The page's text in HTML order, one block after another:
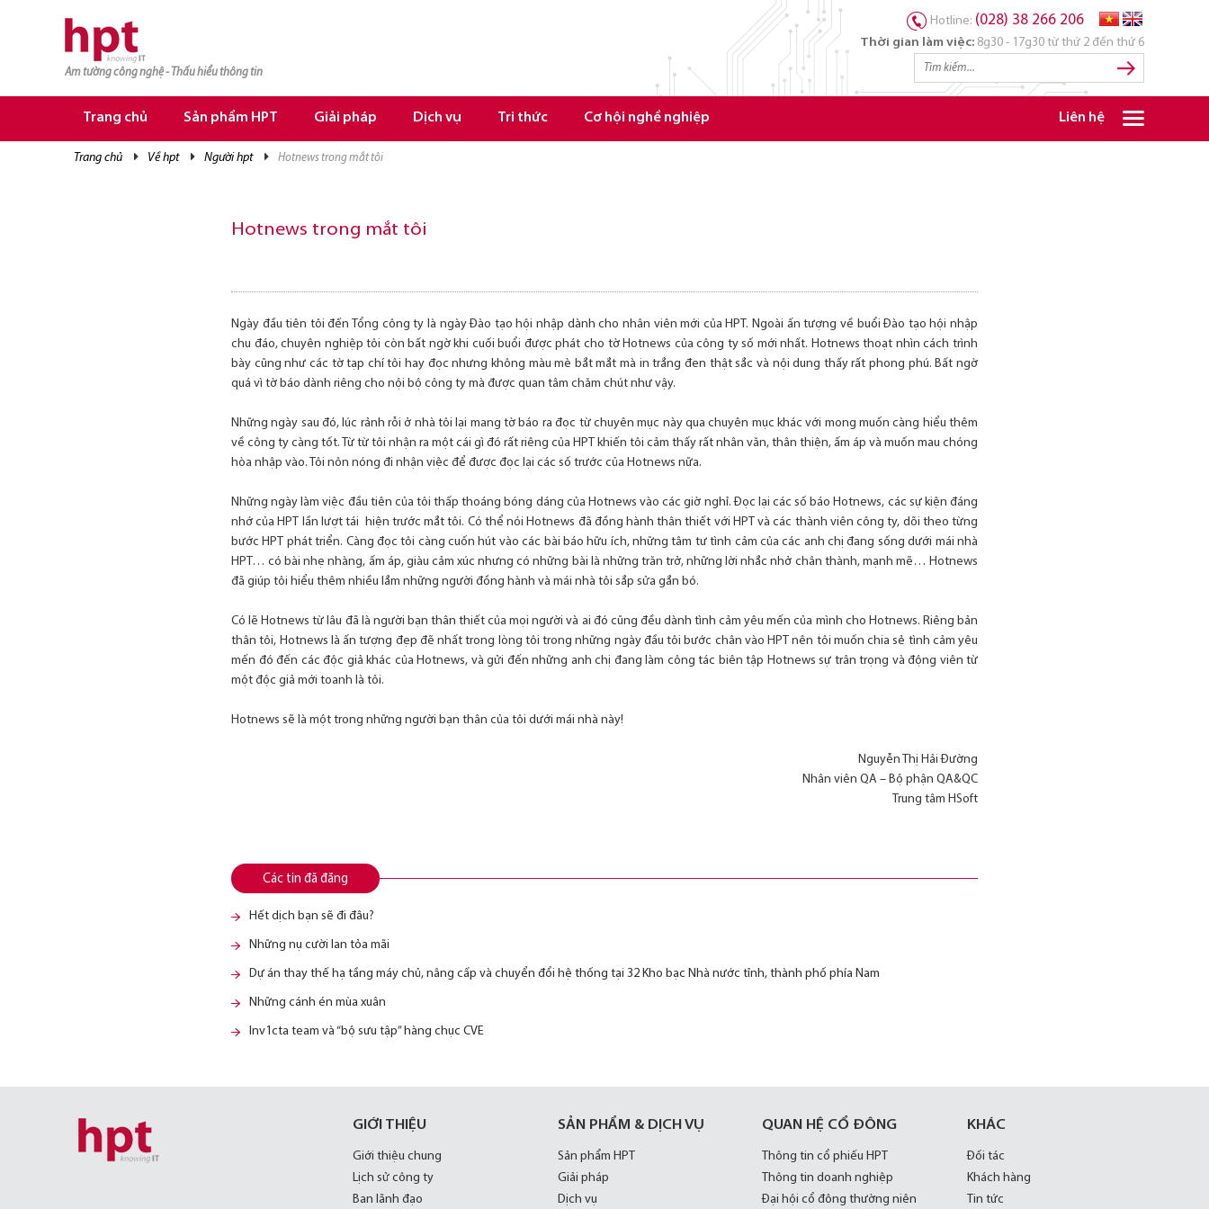
Am tường công nghệ - Thấu hiểu thông tin
Hotline: (028) 38 266 206
Thời gian làm việc: 8g30 - 17g30 từ thứ 2 đến thứ 6
Trang chủ Sản phẩm HPT Giải pháp Dịch vụ Tri thức Cơ hội nghề nghiệp Liên hệ
trang chủ về hpt người hpt hotnews trong mắt tôi
Hotnews trong mắt tôi
Ngày đầu tiên tôi đến Tổng công ty là ngày Đào tạo hội nhập dành cho nhân viên mới của HPT. Ngoài ấn tượng về buổi Đào tạo hội nhập
chu đáo, chuyên nghiệp tôi còn bất ngờ khi cuối buổi được phát cho tờ Hotnews của công ty số mới nhất. Hotnews thoạt nhìn cách trình
bày cũng như các tờ tạp chí tôi hay đọc nhưng không màu mè bắt mắt mà in trắng đen thật sắc và nội dung thấy rất phong phú. Bất ngờ
quá vì tờ báo dành riêng cho nội bộ công ty mà được quan tâm chăm chút như vậy.
Những ngày sau đó, lúc rảnh rỗi ở nhà tôi lại mang tờ báo ra đọc từ chuyên mục này qua chuyên mục khác với mong muốn càng hiểu thêm
về công ty càng tốt. Từ từ tôi nhận ra một cái gì đó rất riêng của HPT khiến tôi cảm thấy rất nhân văn, thân thiện, ấm áp và muốn mau chóng
hòa nhập vào. Tôi nôn nóng đi nhận việc để được đọc lại các số trước của Hotnews nữa.
Những ngày làm việc đầu tiên của tôi thấp thoáng bóng dáng của Hotnews vào các giờ nghỉ. Đọc lại các số báo Hotnews, các sự kiện đáng
nhớ của HPT lần lượt tái hiện trước mắt tôi. Có thể nói Hotnews đã đồng hành thân thiết với HPT và các thành viên công ty, dõi theo từng
bước HPT phát triển. Càng đọc tôi càng cuốn hút vào các bài báo hữu ích, những tâm tư tình cảm của các anh chị đang sống dưới mái nhà
HPT… có bài nhẹ nhàng, ấm áp, giàu cảm xúc nhưng có những bài là những trăn trở, những lời nhắc nhở chân thành, mạnh mẽ… Hotnews
đã giúp tôi hiểu thêm nhiều lắm những người đồng hành và mái nhà tôi sắp sửa gắn bó.
Có lẽ Hotnews từ lâu đã là người bạn thân thiết của mọi người và ai đó cũng đều dành tình cảm yêu mến của mình cho Hotnews. Riêng bản
thân tôi, Hotnews là ấn tượng đẹp đẽ nhất trong lòng tôi trong những ngày đầu tôi bước chân vào HPT nên tôi muốn chia sẻ tình cảm yêu
mến đó đến các độc giả khác của Hotnews, và gửi đến những anh chị đang làm công tác biên tập Hotnews sự trân trọng và động viên từ
một độc giả mới toanh là tôi.
Hotnews sẽ là một trong những người bạn thân của tôi dưới mái nhà này!
Nguyễn Thị Hải Đường
Nhân viên QA – Bộ phận QA&QC
Trung tâm HSoft
Các tin đã đăng
Hết dịch bạn sẽ đi đâu?
Những nụ cười lan tỏa mãi
Dự án thay thế hạ tầng máy chủ, nâng cấp và chuyển đổi hệ thống tại 32 Kho bạc Nhà nước tỉnh, thành phố phía Nam
Những cánh én mùa xuân
Inv1cta team và “bộ sưu tập” hàng chục CVE
GIỚI THIỆU
Giới thiệu chung
Lịch sử công ty
Ban lãnh đạo
SẢN PHẨM & DỊCH VỤ
Sản phẩm HPT
Giải pháp
Dịch vụ
QUAN HỆ CỔ ĐÔNG
Thông tin cổ phiếu HPT
Thông tin doanh nghiệp
Đại hội cổ đông thường niên
KHÁC
Đối tác
Khách hàng
Tin tức
TRANG CHỦ
TRANG CHỦ